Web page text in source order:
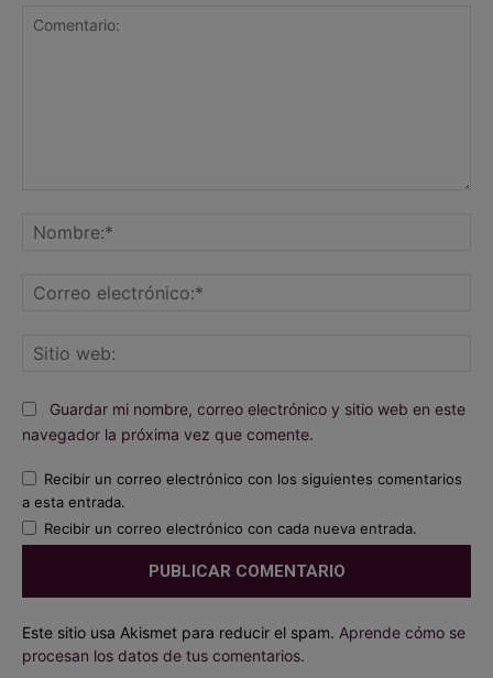
Guardar mi nombre, correo electrónico y sitio web en este
navegador la próxima vez que comente.
Recibir un correo electrónico con los siguientes comentarios
a esta entrada.
Recibir un correo electrónico con cada nueva entrada.
Este sitio usa Akismet para reducir el spam. Aprende cómo se
procesan los datos de tus comentarios.